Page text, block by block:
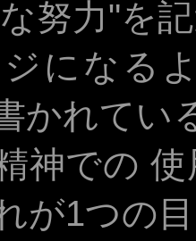
努力"を
になる
かれてい
神での
が1つの